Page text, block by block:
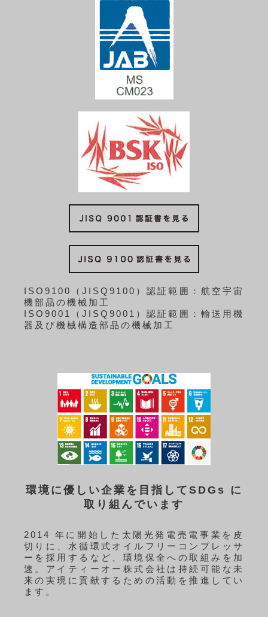
ISO9100（JISQ9100）認証範囲：航空宇宙
機部品の機械加工
ISO9001（JISQ9001）認証範囲：輸送用機
器及び機械構造部品の機械加工
環境に優しい企業を目指してSDGs に
取り組んでいます
2014 年に開始した太陽光発電売電事業を皮
切りに、水循環式オイルフリーコンプレッサ
ーを採用するなど、環境保全への取組みを加
速。アイティーオー株式会社は持続可能な未
来の実現に貢献するための活動を推進してい
ます。